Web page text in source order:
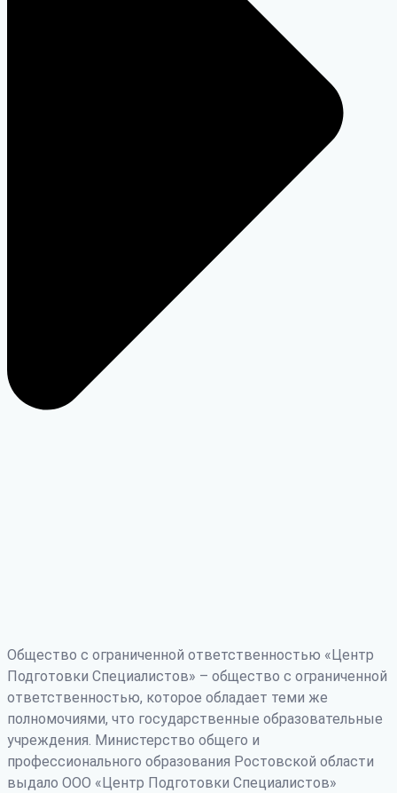
Общество с ограниченной ответственностью «Центр
Подготовки Специалистов» – общество с ограниченной
ответственностью, которое обладает теми же
полномочиями, что государственные образовательные
учреждения. Министерство общего и
профессионального образования Ростовской области
выдало ООО «Центр Подготовки Специалистов»